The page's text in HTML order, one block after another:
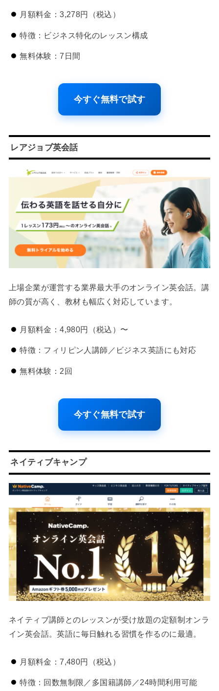
月額料金：3,278円（税込）
特徴：ビジネス特化のレッスン構成
無料体験：7日間
今すぐ無料で試す
レアジョブ英会話
上場企業が運営する業界最大手のオンライン英会話。講
師の質が高く、教材も幅広く対応しています。
月額料金：4,980円（税込）〜
特徴：フィリピン人講師／ビジネス英語にも対応
無料体験：2回
今すぐ無料で試す
ネイティブキャンプ
ネイティブ講師とのレッスンが受け放題の定額制オンラ
イン英会話。英語に毎日触れる習慣を作るのに最適。
月額料金：7,480円（税込）
特徴：回数無制限／多国籍講師／24時間利用可能